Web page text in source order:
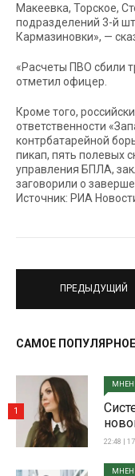
Макеевка, Торское,
подразделений 3-й
Кармазиновки», —
«Расчеты ПВО сбили
отметил офицер.
Кроме того,
ответственности
контрбатарейной
пикап, пять полевых
управления БПЛА,
заговорили о
Источник: РИА
ПРЕДЫДУЩИЙ
САМОЕ ПОПУЛЯРНОЕ
22:48 |
1